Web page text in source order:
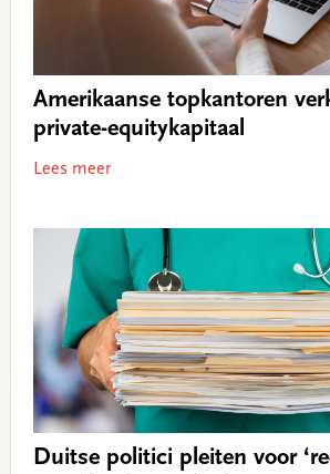
Amerikaanse topkantoren
private-equitykapitaal
Lees meer
Duitse politici pleiten voor